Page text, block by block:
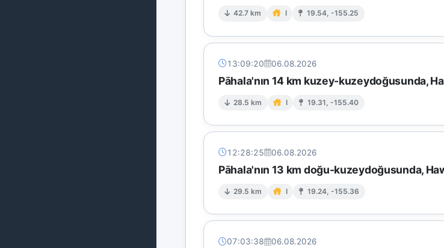
42.7 km I 19.54, -155.25
13:09:20 06.08.2026
Pāhala'nın 14 km kuzey-kuzeydoğusunda,
28.5 km I 19.31, -155.40
12:28:25 06.08.2026
Pāhala'nın 13 km doğu-kuzeydoğusunda,
29.5 km I 19.24, -155.36
07:03:38 06.08.2026